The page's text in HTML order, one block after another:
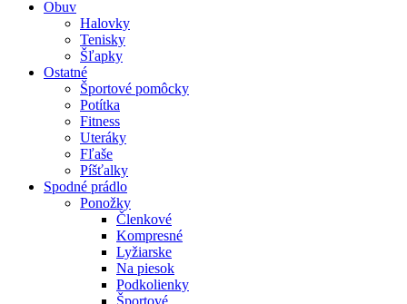
Obuv
Halovky
Tenisky
Šľapky
Ostatné
Športové pomôcky
Potítka
Fitness
Uteráky
Fľaše
Píšťalky
Spodné prádlo
Ponožky
Členkové
Kompresné
Lyžiarske
Na piesok
Podkolienky
Športové